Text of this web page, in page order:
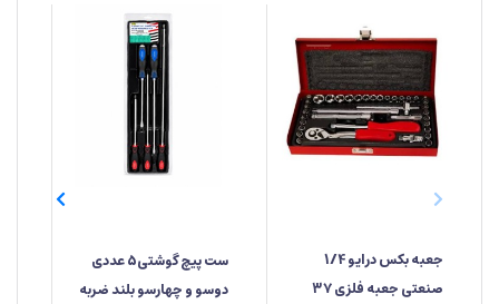
جعبه‌ بکس درایو 1/4
صنعتی جعبه فلزی ۳۷
ست پیچ گوشتی5 عددی
دوسو و چهارسو بلند ضربه